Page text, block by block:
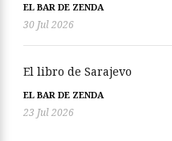
EL BAR DE ZENDA
30 Jul 2026
El libro de Sarajevo
EL BAR DE ZENDA
23 Jul 2026